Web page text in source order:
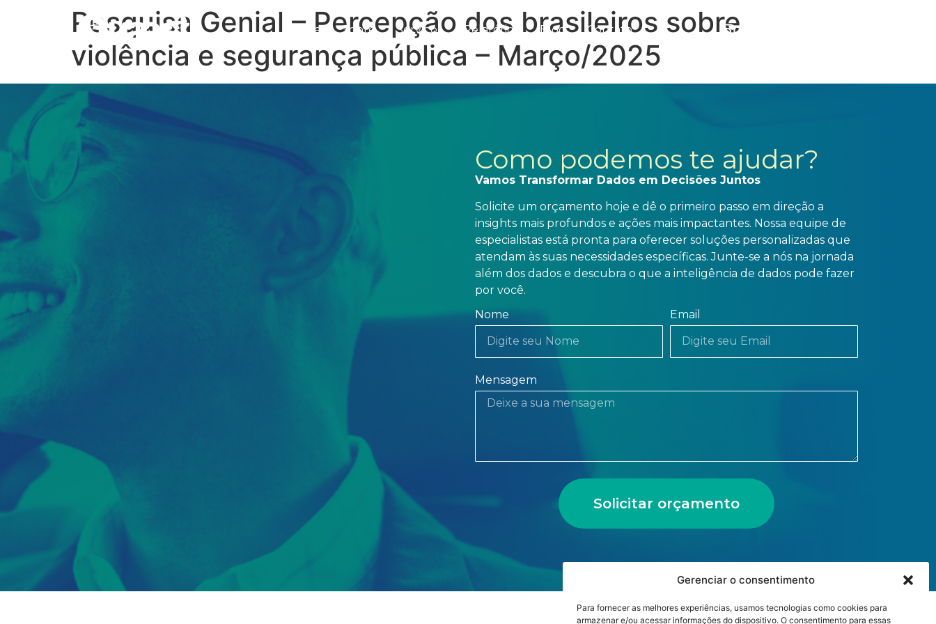
Gerenciar o consentimento
Para fornecer as melhores experiências, usamos tecnologias como cookies para
armazenar e/ou acessar informações do dispositivo. O consentimento para essas
Home Sobre Serviços Relatórios Blog Contato
Pesquisa Genial – Percepção dos brasileiros sobre
violência e segurança pública – Março/2025
Como podemos te ajudar?
Vamos Transformar Dados em Decisões Juntos
Solicite um orçamento hoje e dê o primeiro passo em direção a
insights mais profundos e ações mais impactantes. Nossa equipe de
especialistas está pronta para oferecer soluções personalizadas que
atendam às suas necessidades específicas. Junte-se a nós na jornada
além dos dados e descubra o que a inteligência de dados pode fazer
por você.
Nome
Email
Mensagem
Solicitar orçamento